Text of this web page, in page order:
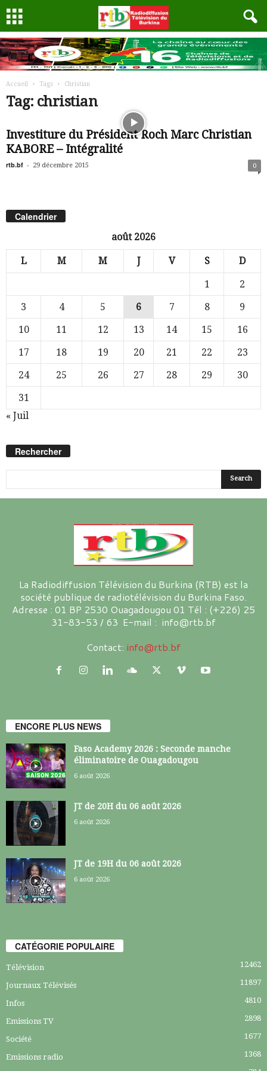
Accueil Tags Christian
Tag: christian
Investiture du Président Roch Marc Christian
KABORE – Intégralité
rtb.bf - 29 décembre 2015 0
Calendrier
août 2026
L M M J V S D
1
2
3
4 5 6 7 8
9
10
11 12 13 14 15
16
17
18 19 20 21 22
23
24
25 26 27 28 29
30
31
« Juil
Rechercher
La Radiodiffusion Télévision du Burkina (RTB) est la
société publique de radiotélévision du Burkina Faso.
Adresse : 01 BP 2530 Ouagadougou 01 Tél : (+226) 25
31-83-53 / 63 E-mail : info@rtb.bf
Contact: info@rtb.bf
ENCORE PLUS NEWS
Faso Academy 2026 : Seconde manche
éliminatoire de Ouagadougou
6 août 2026
JT de 20H du 06 août 2026
6 août 2026
JT de 19H du 06 août 2026
6 août 2026
CATÉGORIE POPULAIRE
Télévision 12462
Journaux Télévisés 11897
Infos 4810
Emissions TV 2898
Société 1677
Emissions radio 1368